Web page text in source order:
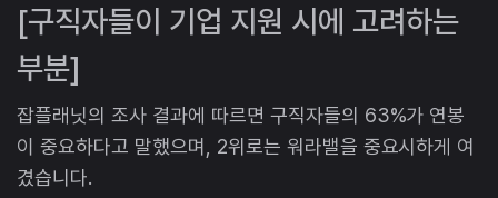
[구직자들이 기업 지원 시에 고려하는
부분]
잡플래닛의 조사 결과에 따르면 구직자들의 63%가 연봉
이 중요하다고 말했으며, 2위로는 워라밸을 중요시하게 여
겼습니다.